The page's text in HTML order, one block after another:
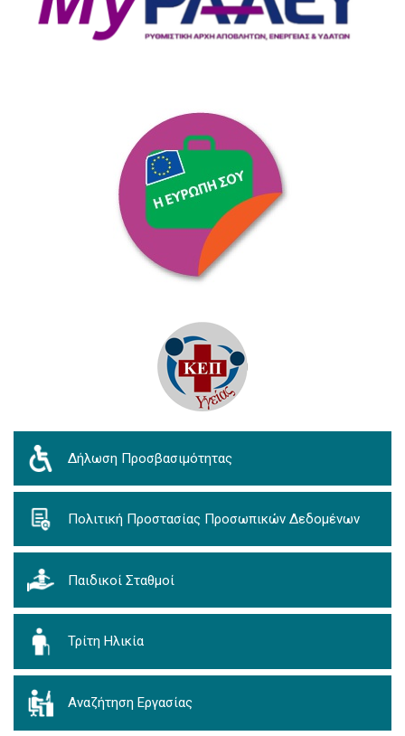
Δήλωση Προσβασιμότητας
Πολιτική Προστασίας Προσωπικών Δεδομένων
Παιδικοί Σταθμοί
Τρίτη Ηλικία
Αναζήτηση Εργασίας